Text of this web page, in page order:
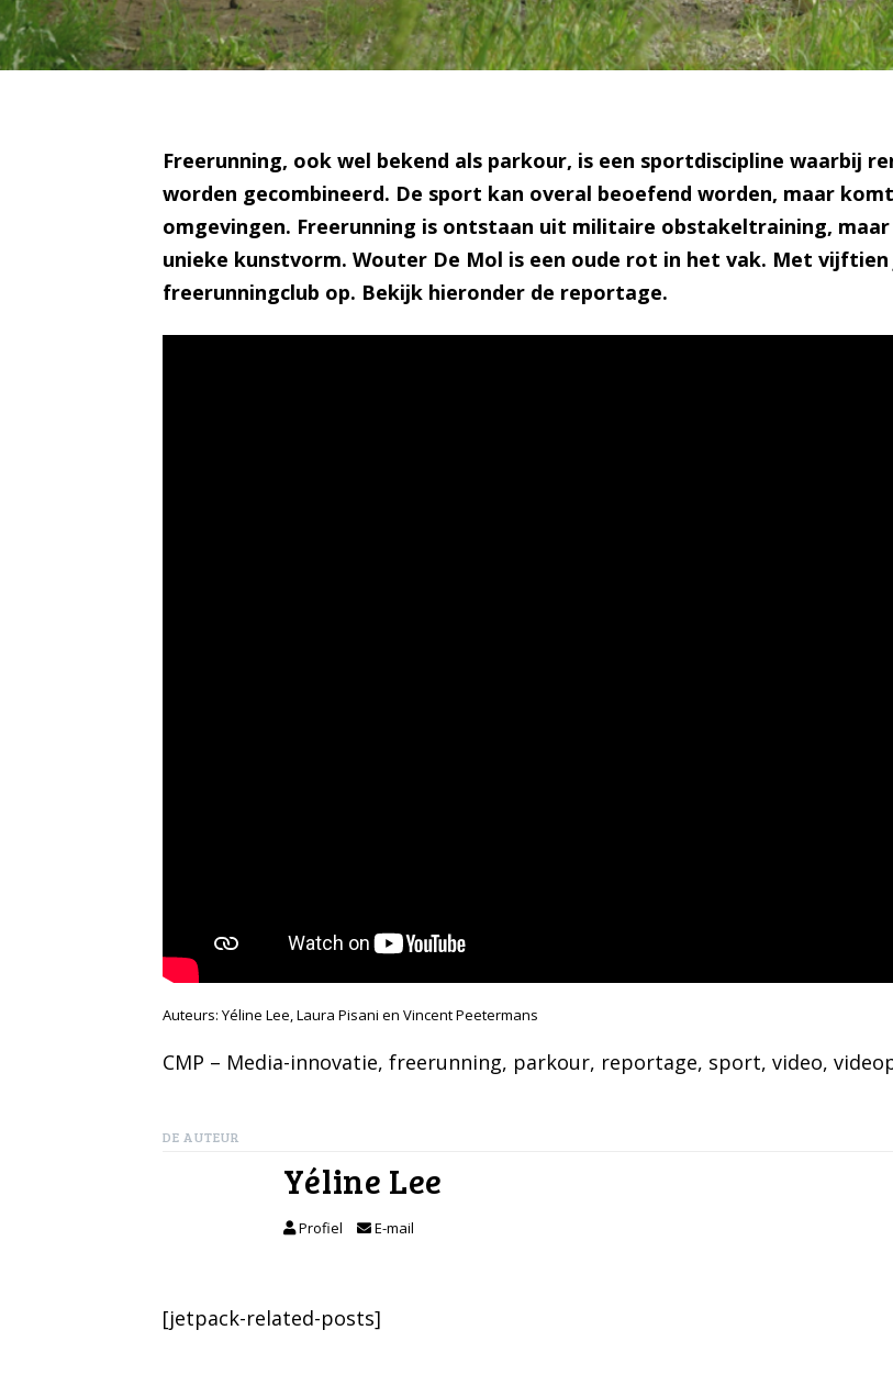
Freerunning, ook wel bekend als parkour, is een sportdiscipline waarbij
worden gecombineerd. De sport kan overal beoefend worden, maar
omgevingen. Freerunning is ontstaan uit militaire obstakeltraining,
unieke kunstvorm. Wouter De Mol is een oude rot in het vak. Met
freerunningclub op. Bekijk hieronder de reportage.
Auteurs: Yéline Lee, Laura Pisani en Vincent Peetermans
CMP – Media-innovatie, freerunning, parkour, reportage, sport, video,
DE AUTEUR
Yéline Lee
Profiel E-mail
[jetpack-related-posts]